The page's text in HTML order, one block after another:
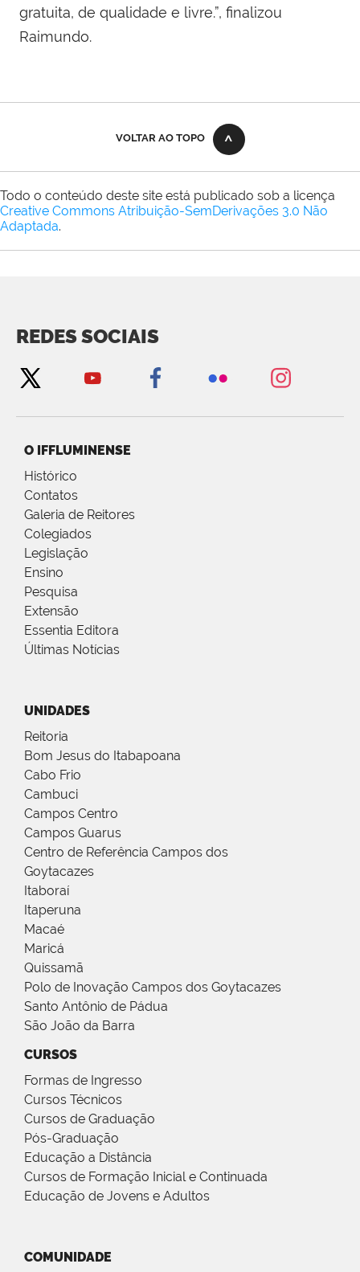
gratuita, de qualidade e livre.”, finalizou
Raimundo.
VOLTAR AO TOPO
Todo o conteúdo deste site está publicado sob a licença
Creative Commons Atribuição-SemDerivações 3.0 Não
Adaptada.
REDES SOCIAIS
O IFFLUMINENSE
Histórico
Contatos
Galeria de Reitores
Colegiados
Legislação
Ensino
Pesquisa
Extensão
Essentia Editora
Últimas Notícias
UNIDADES
Reitoria
Bom Jesus do Itabapoana
Cabo Frio
Cambuci
Campos Centro
Campos Guarus
Centro de Referência Campos dos
Goytacazes
Itaboraí
Itaperuna
Macaé
Maricá
Quissamã
Polo de Inovação Campos dos Goytacazes
Santo Antônio de Pádua
São João da Barra
CURSOS
Formas de Ingresso
Cursos Técnicos
Cursos de Graduação
Pós-Graduação
Educação a Distância
Cursos de Formação Inicial e Continuada
Educação de Jovens e Adultos
COMUNIDADE